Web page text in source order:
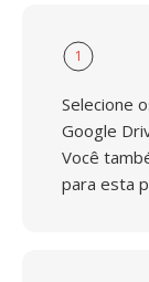
1
Selecione
Google
Você
para esta